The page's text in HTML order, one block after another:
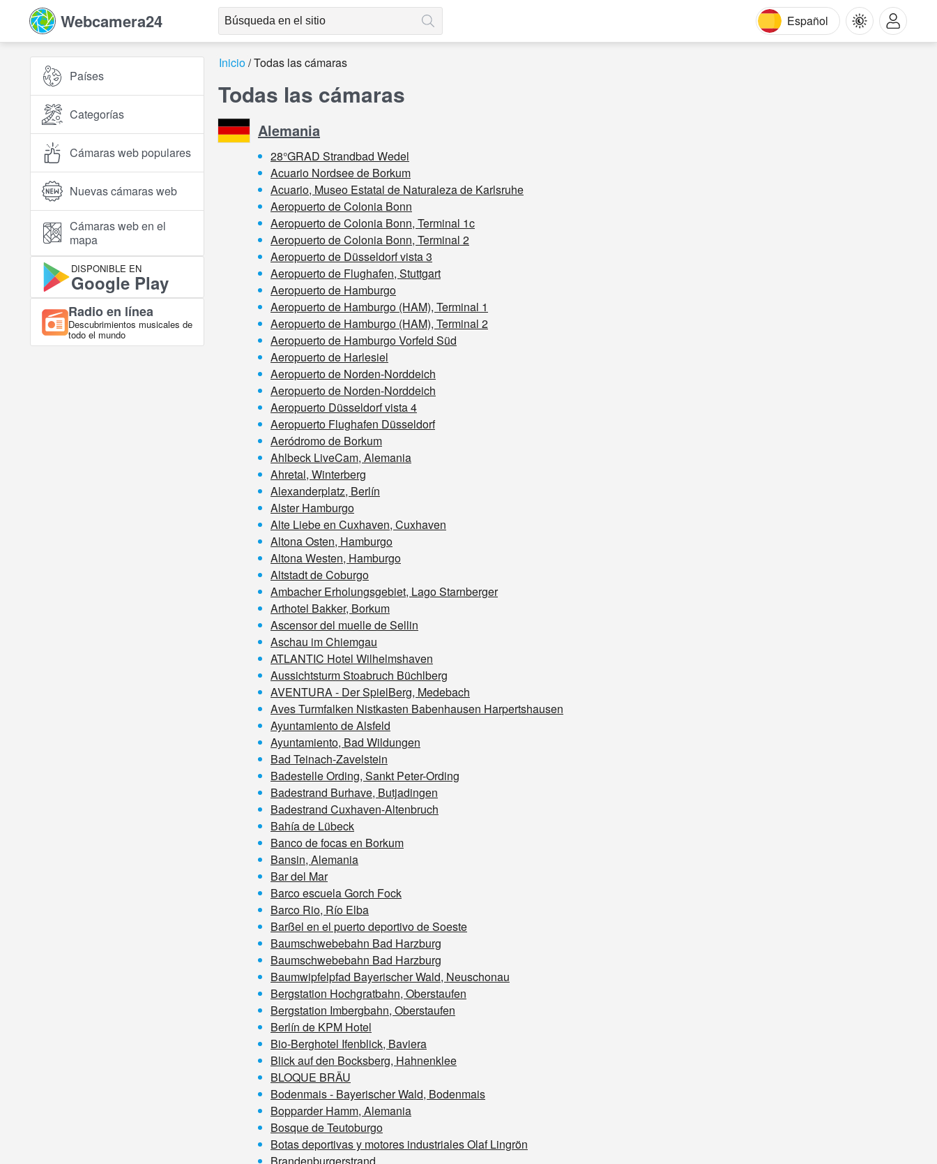
Webcamera24 Español
Países
Categorías
Cámaras web populares
Nuevas cámaras web
Cámaras web en el
mapa
DISPONIBLE EN
Google Play
Radio en línea
Descubrimientos musicales de
todo el mundo
Inicio Todas las cámaras
Todas las cámaras
Alemania
28°GRAD Strandbad Wedel
Acuario Nordsee de Borkum
Acuario, Museo Estatal de Naturaleza de Karlsruhe
Aeropuerto de Colonia Bonn
Aeropuerto de Colonia Bonn, Terminal 1c
Aeropuerto de Colonia Bonn, Terminal 2
Aeropuerto de Düsseldorf vista 3
Aeropuerto de Flughafen, Stuttgart
Aeropuerto de Hamburgo
Aeropuerto de Hamburgo (HAM), Terminal 1
Aeropuerto de Hamburgo (HAM), Terminal 2
Aeropuerto de Hamburgo Vorfeld Süd
Aeropuerto de Harlesiel
Aeropuerto de Norden-Norddeich
Aeropuerto de Norden-Norddeich
Aeropuerto Düsseldorf vista 4
Aeropuerto Flughafen Düsseldorf
Aeródromo de Borkum
Ahlbeck LiveCam, Alemania
Ahretal, Winterberg
Alexanderplatz, Berlín
Alster Hamburgo
Alte Liebe en Cuxhaven, Cuxhaven
Altona Osten, Hamburgo
Altona Westen, Hamburgo
Altstadt de Coburgo
Ambacher Erholungsgebiet, Lago Starnberger
Arthotel Bakker, Borkum
Ascensor del muelle de Sellin
Aschau im Chiemgau
ATLANTIC Hotel Wilhelmshaven
Aussichtsturm Stoabruch Büchlberg
AVENTURA - Der SpielBerg, Medebach
Aves Turmfalken Nistkasten Babenhausen Harpertshausen
Ayuntamiento de Alsfeld
Ayuntamiento, Bad Wildungen
Bad Teinach-Zavelstein
Badestelle Ording, Sankt Peter-Ording
Badestrand Burhave, Butjadingen
Badestrand Cuxhaven-Altenbruch
Bahía de Lübeck
Banco de focas en Borkum
Bansin, Alemania
Bar del Mar
Barco escuela Gorch Fock
Barco Rio, Río Elba
Barßel ​​en el puerto deportivo de Soeste
Baumschwebebahn Bad Harzburg
Baumschwebebahn Bad Harzburg
Baumwipfelpfad Bayerischer Wald, Neuschonau
Bergstation Hochgratbahn, Oberstaufen
Bergstation Imbergbahn, Oberstaufen
Berlín de KPM Hotel
Bio-Berghotel Ifenblick, Baviera
Blick auf den Bocksberg, Hahnenklee
BLOQUE BRÄU
Bodenmais - Bayerischer Wald, Bodenmais
Bopparder Hamm, Alemania
Bosque de Teutoburgo
Botas deportivas y motores industriales Olaf Lingrön